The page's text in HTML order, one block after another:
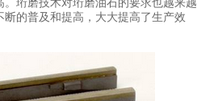
的普及和提高，大大提高了生产效